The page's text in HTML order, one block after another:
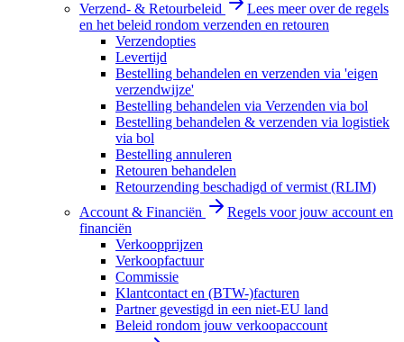
Verzend- & Retourbeleid
Lees meer over de regels
en het beleid rondom verzenden en retouren
Verzendopties
Levertijd
Bestelling behandelen en verzenden via 'eigen
verzendwijze'
Bestelling behandelen via Verzenden via bol
Bestelling behandelen & verzenden via logistiek
via bol
Bestelling annuleren
Retouren behandelen
Retourzending beschadigd of vermist (RLIM)
Account & Financiën
Regels voor jouw account en
financiën
Verkoopprijzen
Verkoopfactuur
Commissie
Klantcontact en (BTW-)facturen
Partner gevestigd in een niet-EU land
Beleid rondom jouw verkoopaccount